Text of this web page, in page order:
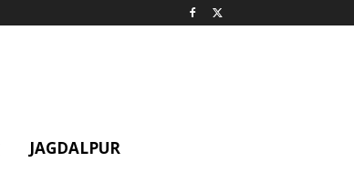
JAGDALPUR